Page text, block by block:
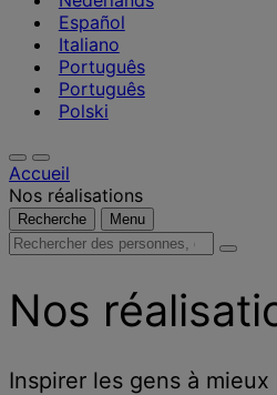
Español
Italiano
Português
Português
Polski
Accueil
Nos réalisations
Recherche Menu
Rechercher
des
lieux,
actualités
Nos
Inspirer les gens à